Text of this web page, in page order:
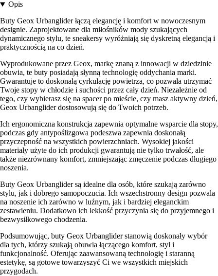
Opis
Buty Geox Urbanglider łączą elegancję i komfort w nowoczesnym
designie. Zaprojektowane dla miłośników mody szukających
dynamicznego stylu, te sneakersy wyróżniają się dyskretną elegancją i
praktycznością na co dzień.
Wyprodukowane przez Geox, markę znaną z innowacji w dziedzinie
obuwia, te buty posiadają słynną technologię oddychania marki.
Gwarantuje to doskonałą cyrkulację powietrza, co pozwala utrzymać
Twoje stopy w chłodzie i suchości przez cały dzień. Niezależnie od
tego, czy wybierasz się na spacer po mieście, czy masz aktywny dzień,
Geox Urbanglider dostosowują się do Twoich potrzeb.
Ich ergonomiczna konstrukcja zapewnia optymalne wsparcie dla stopy,
podczas gdy antypoślizgowa podeszwa zapewnia doskonałą
przyczepność na wszystkich powierzchniach. Wysokiej jakości
materiały użyte do ich produkcji gwarantują nie tylko trwałość, ale
także niezrównany komfort, zmniejszając zmęczenie podczas długiego
noszenia.
Buty Geox Urbanglider są idealne dla osób, które szukają zarówno
stylu, jak i dobrego samopoczucia. Ich wszechstronny design pozwala
na noszenie ich zarówno w luźnym, jak i bardziej eleganckim
zestawieniu. Dodatkowo ich lekkość przyczynia się do przyjemnego i
bezwysiłkowego chodzenia.
Podsumowując, buty Geox Urbanglider stanowią doskonały wybór
dla tych, którzy szukają obuwia łączącego komfort, styl i
funkcjonalność. Oferując zaawansowaną technologię i staranną
estetykę, są gotowe towarzyszyć Ci we wszystkich miejskich
przygodach.